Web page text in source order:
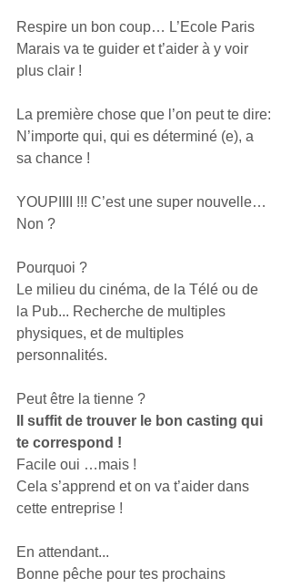
Respire un bon coup… L’Ecole Paris
Marais va te guider et t’aider à y voir
plus clair !
La première chose que l’on peut te dire:
N’importe qui, qui es déterminé (e), a
sa chance !
YOUPIIII !!! C’est une super nouvelle…
Non ?
Pourquoi ?
Le milieu du cinéma, de la Télé ou de
la Pub... Recherche de multiples
physiques, et de multiples
personnalités.
Peut être la tienne ?
Il suffit de trouver le bon casting qui
te correspond !
Facile oui …mais !
Cela s’apprend et on va t’aider dans
cette entreprise !
En attendant...
Bonne pêche pour tes prochains